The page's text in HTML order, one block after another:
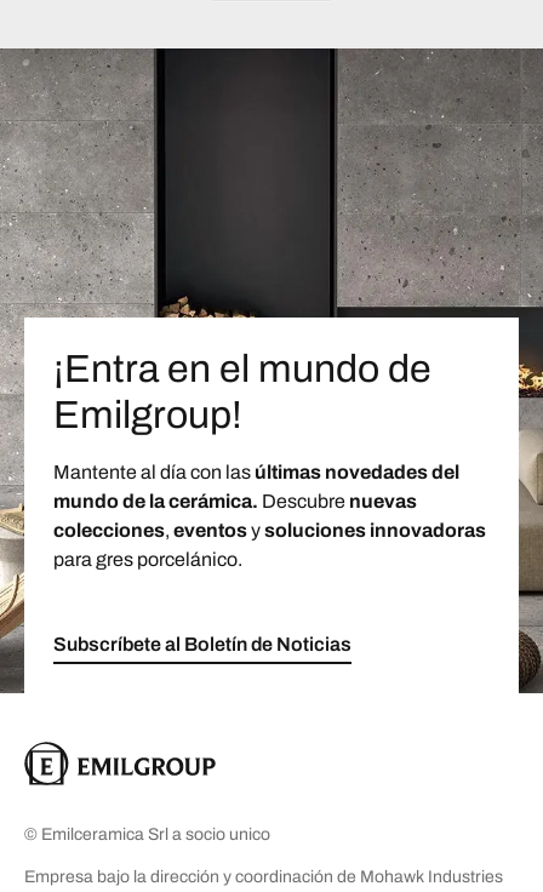
¡Entra en el mundo de
Emilgroup!
Mantente al día con las últimas novedades del
mundo de la cerámica. Descubre nuevas
colecciones, eventosysoluciones innovadoras
para gres porcelánico.
Subscríbete al Boletín de Noticias
© Emilceramica Srl a socio unico
Empresa bajo la dirección y coordinación de Mohawk Industries